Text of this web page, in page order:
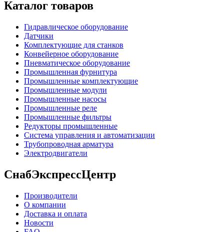
Каталог товаров
Гидравлическое оборудование
Датчики
Комплектующие для станков
Конвейерное оборудование
Пневматическое оборудование
Промышленная фурнитура
Промышленные комплектующие
Промышленные модули
Промышленные насосы
Промышленные реле
Промышленные фильтры
Редукторы промышленные
Система управления и автоматизации
Трубопроводная арматура
Электродвигатели
СнабЭкспрессЦентр
Производители
О компании
Доставка и оплата
Новости